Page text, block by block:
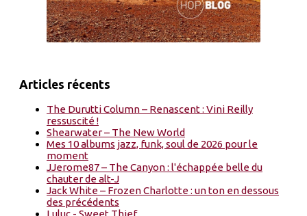
Articles récents
The Durutti Column – Renascent : Vini Reilly
ressuscité !
Shearwater – The New World
Mes 10 albums jazz, funk, soul de 2026 pour le
moment
JJerome87 – The Canyon : l'échappée belle du
chauter de alt-J
Jack White – Frozen Charlotte : un ton en dessous
des précédents
Luluc - Sweet Thief